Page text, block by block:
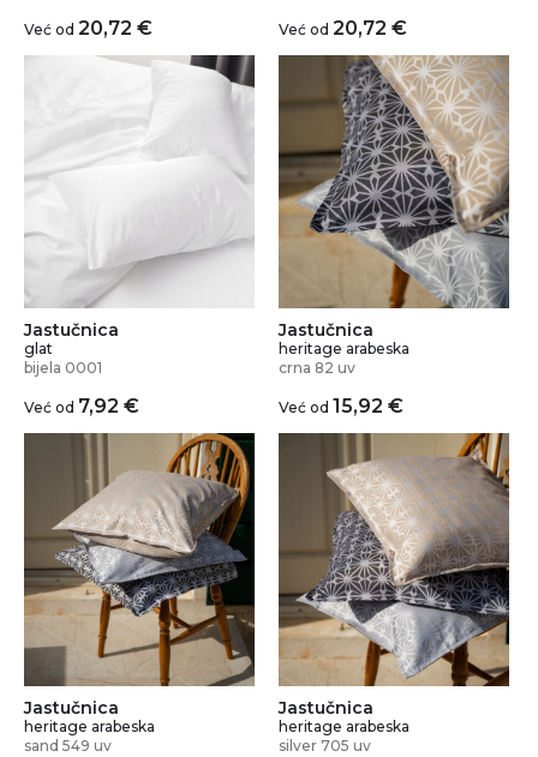
Već od 20,72 € Već od 20,72 €
Jastučnica
glat
bijela 0001
Već od 7,92 €
Jastučnica
heritage arabeska
crna 82 uv
Već od 15,92 €
Jastučnica
heritage arabeska
sand 549 uv
Jastučnica
heritage arabeska
silver 705 uv